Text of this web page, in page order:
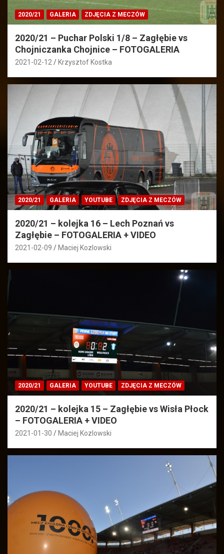
2020/21 GALERIA ZDJĘCIA Z MECZÓW
2020/21 – Puchar Polski 1/8 – Zagłębie vs
Chojniczanka Chojnice – FOTOGALERIA
2021-02-12 Krzysztof Kostka
2020/21 GALERIA YOUTUBE ZDJĘCIA Z MECZÓW
2020/21 – kolejka 16 – Lech Poznań vs
Zagłębie – FOTOGALERIA + VIDEO
2021-02-09 Maciej Kozlowski
2020/21 GALERIA YOUTUBE ZDJĘCIA Z MECZÓW
2020/21 – kolejka 15 – Zagłębie vs Wisła Płock
– FOTOGALERIA + VIDEO
2021-01-30 Maciej Kozlowski